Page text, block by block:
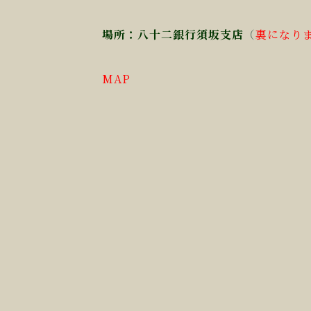
場所：八十二銀行須坂支店 （裏になり
MAP